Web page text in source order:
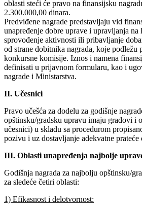
oblasti steći će pravo na finansijsku
2.300.000,00 dinara.
Predviđene nagrade predstavljaju vid
unapređenje dobre uprave i upravljanja
sprovođenje aktivnosti ili pribavljanje
od strane dobitnika nagrada, koje podležu
konkursne komisije. Iznos i namena
definisati u prijavnom formularu, kao i
nagrade i Ministarstva.
II. Učesnici
Pravo učešća za dodelu za godišnje
opštinsku/gradsku upravu imaju gradovi i
učesnici) u skladu sa procedurom
pozivu i uz dostavljanje adekvatne prateće
III. Oblasti unapređenja najbolje
Godišnja nagrada za najbolju opštinsku/
za sledeće četiri oblasti:
1) Efikasnost i delotvornost: